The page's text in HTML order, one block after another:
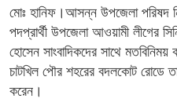
মোঃ হানিফ।আসন্ন উপজেলা পরিষদ
পদপ্রার্থী উপজেলা আওয়ামী লীগের
হোসেন সাংবাদিকদের সাথে
চাটখিল পৌর শহরের বদলকোট রোডে
করেন।